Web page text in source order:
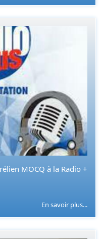
MOCQ à la Radio +
En savoir plus...